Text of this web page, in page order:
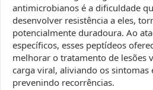
antimicrobianos é a dificuldade
desenvolver resistência a eles,
potencialmente duradoura. Ao
específicos, esses peptídeos
melhorar o tratamento de lesões
carga viral, aliviando os sintomas
prevenindo recorrências.